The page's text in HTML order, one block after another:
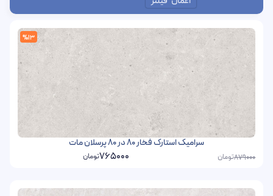
%13
سرامیک استارک فخار 80 در 80 پرسلان مات
879000تومان 765000تومان